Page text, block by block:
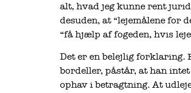
alt, hvad jeg kunne rent
desuden, at “lejemålene for
“få hjælp af fogeden, hvis
Det er en belejlig forklaring.
bordeller, påstår, at han
ophav i betragtning. At